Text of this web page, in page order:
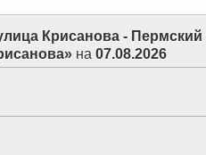
Крисанова -
на 07.08.2026